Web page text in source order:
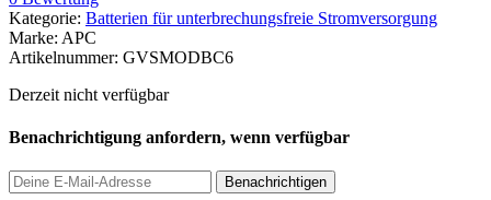
Kategorie: Batterien für unterbrechungsfreie Stromversorgung
Marke: APC
Artikelnummer: GVSMODBC6
Derzeit nicht verfügbar
Benachrichtigung anfordern, wenn verfügbar
Benachrichtigen